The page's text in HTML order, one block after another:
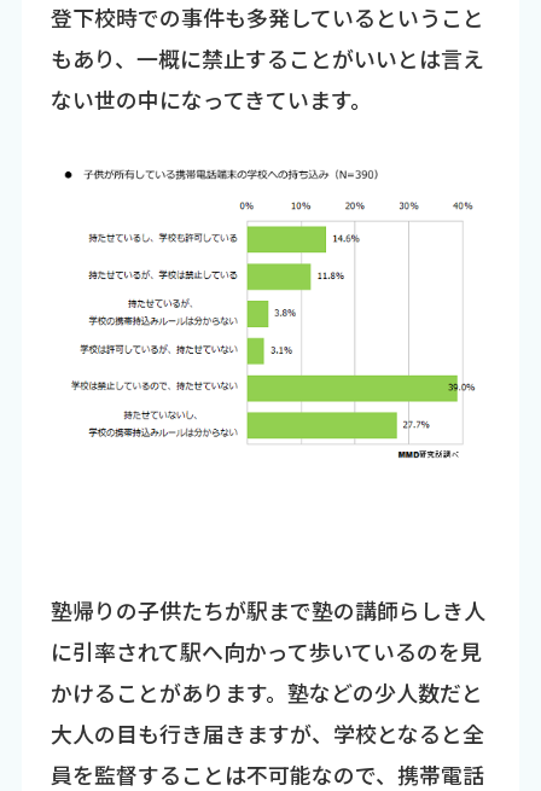
登下校時での事件も多発しているということ
もあり、一概に禁止することがいいとは言え
ない世の中になってきています。
塾帰りの子供たちが駅まで塾の講師らしき人
に引率されて駅へ向かって歩いているのを見
かけることがあります。塾などの少人数だと
大人の目も行き届きますが、学校となると全
員を監督することは不可能なので、携帯電話